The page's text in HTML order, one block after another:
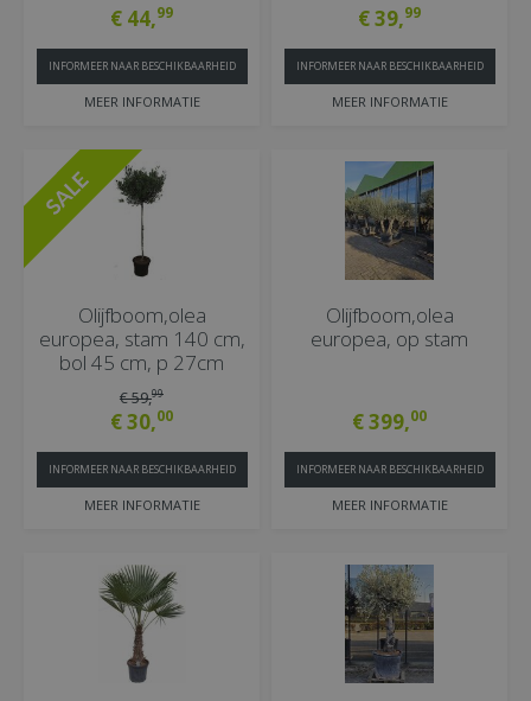
€ 44,99
MEER INFORMATIE
INFORMEER NAAR BESCHIKBAARHEID
€39,99
MEER INFORMATIE
INFORMEER NAAR BESCHIKBAARHEID
Olijfboom,olea
europea, stam 140 cm,
bol 45 cm, p 27cm
€59,99
€30,00
MEER INFORMATIE
INFORMEER NAAR BESCHIKBAARHEID
Olijfboom,olea
europea, op stam
€399,00
MEER INFORMATIE
INFORMEER NAAR BESCHIKBAARHEID